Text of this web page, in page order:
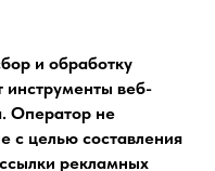
и обработку
инструменты веб-
Оператор не
с целью составления
рекламных